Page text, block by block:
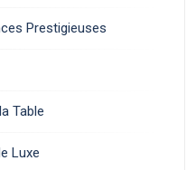
Prestigieuses
Table
Luxe